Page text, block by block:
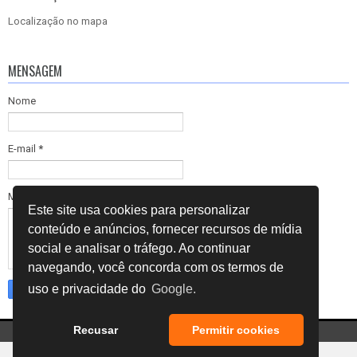
Este site usa cookies para personalizar
conteúdo e anúncios, fornecer recursos de mídia
social e analisar o tráfego. Ao continuar
navegando, você concorda com os termos de
uso e privacidade do Google.
Recusar Permitir cookies
Localização no mapa
MENSAGEM
Nome
E-mail *
Mensagem
Copyright © 2026INSPENGE